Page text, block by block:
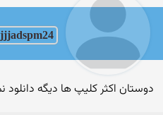
دوستان اکثر کلیپ ها دیگه دانلود